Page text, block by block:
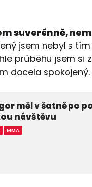
suverénně,
jsem nebyl s
průběhu jsem si
docela spokojený.
měl v šatně po
návštěvu
MMA